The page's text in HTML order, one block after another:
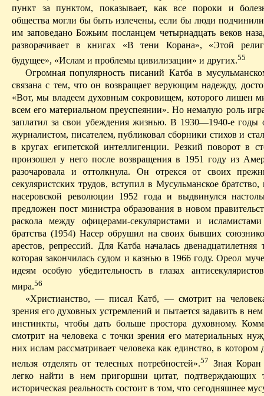
пункт за пунктом, показывает, как все пороки и
общества могли бы быть излечены, если бы люди
им заповедано Божьим посланцем четырнадцать веков
разворачивает в книгах «В тени Корана», «Этой
будущее», «Ислам и проблемы цивилизации» и других.55
Огромная популярность писаний Катба в
связана с тем, что он возвращает верующим надежду,
«Вот, мы владеем духовным сокровищем, которого лишен
всем его материальном преуспеянии». Но немалую роль
заплатил за свои убеждения жизнью. В 1930—1940-е годы
журналистом, писателем, публиковал сборники стихов и
в кругах египетской интеллигенции. Резкий поворот в
произошел у него после возвращения в 1951 году из
разочаровала и оттолкнула. Он отрекся от своих
секулярист­ских трудов, вступил в Мусульманское
насеровской революции 1952 года и выдвинулся
предложен пост министра образования в новом
раскола между офицерами-секуляристами и исламистами
братства (1954) Насер обрушил на своих бывших
арестов, репрессий. Для Катба началась
которая закончилась судом и казнью в 1966 году. Ореол
идеям особую убедительность в глазах антисекуляристов
мира.56
«Христианство, — писалКатб, — смотрит на
зрения его духовных устремлений и пытается задавить в нем
инстинкты, чтобы дать больше простора духовному.
смотрит на человека с точки зрения его материальных
них ислам рассматривает человека как единство, в
нельзя отделять от телесных потребностей».57 Зная Коран
легко найти в нем пригоршни цитат, подтверждающих
историческая реаль­ность состоит в том, что сегодняшнее